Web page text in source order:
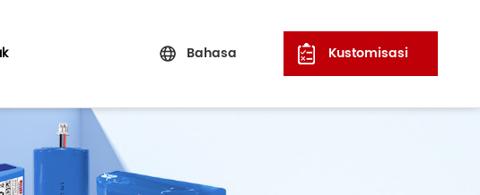
Bahasa Kustomisasi